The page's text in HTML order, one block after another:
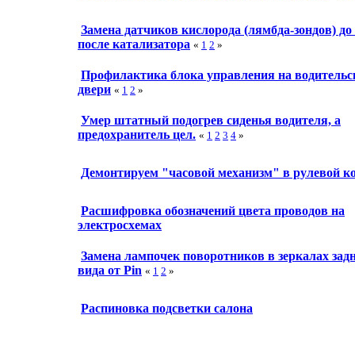
Замена датчиков кислорода (лямбда-зондов) до
после катализатора « 1 2 »
Профилактика блока управления на
двери « 1 2 »
Умер штатный подогрев сиденья водителя, а
предохранитель цел. « 1 2 3 4 »
Демонтируем "часовой механизм" в рулевой
Расшифровка обозначений цвета проводов на
электросхемах
Замена лампочек поворотников в зеркалах
вида от Pin « 1 2 »
Распиновка подсветки салона